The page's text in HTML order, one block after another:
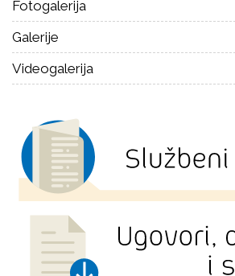
Fotogalerija
Galerije
Videogalerija